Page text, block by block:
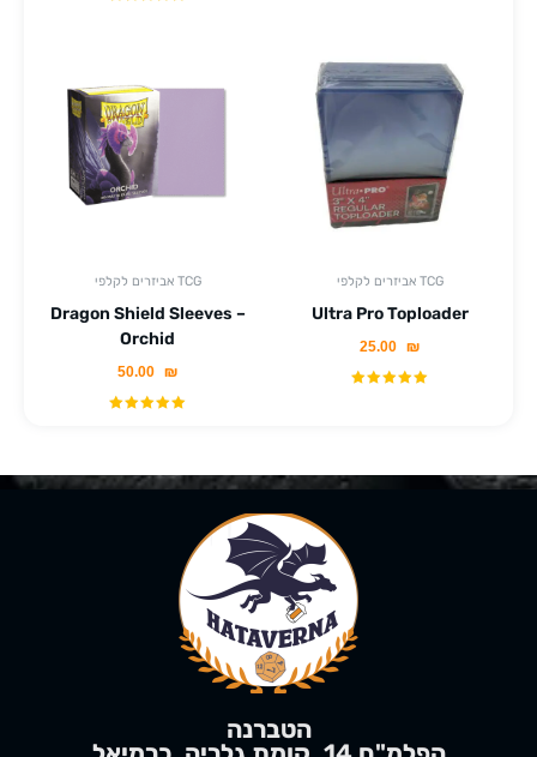
אביזרים לקלפי TCG
Dragon Shield Sleeves –
Orchid
50.00 ₪
אביזרים לקלפי TCG
Ultra Pro Toploader
25.00 ₪
הטברנה